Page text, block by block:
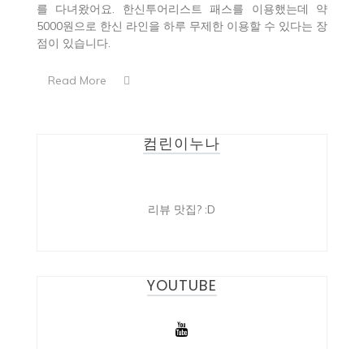
를 다녀왔어요. 한신투어리스트 패스를 이용했는데 약
5000원으로 한신 라인을 하루 무제한 이용할 수 있다는 장
점이 있습니다.
Read More
컴린이누나
리뷰 맛집? :D
YOUTUBE